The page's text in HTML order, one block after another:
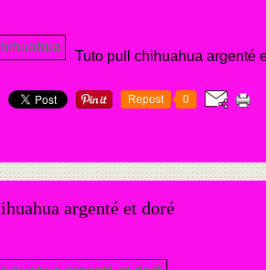
Tuto pull chihuahua argenté
Repost 0
argenté et doré